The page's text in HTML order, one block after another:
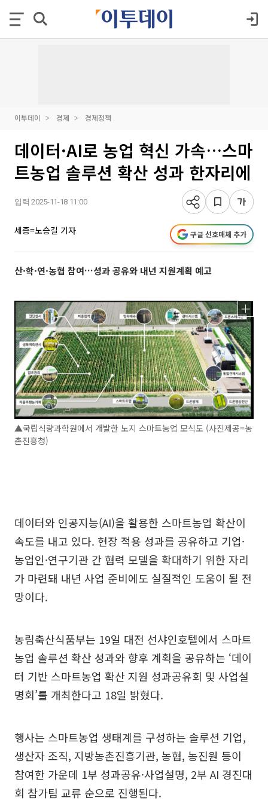
이투데이 경제 경제정책
데이터·AI로 농업 혁신 가속…스마
트농업 솔루션 확산 성과 한자리에
입력 2025-11-18 11:00
세종=노승길 기자 구글 선호매체 추가
산·학·연·농협 참여…성과 공유와 내년 지원계획 예고
▲국립식량과학원에서 개발한 노지 스마트농업 모식도 (사진제공=농
촌진흥청)
데이터와 인공지능(AI)을 활용한 스마트농업 확산이
속도를 내고 있다. 현장 적용 성과를 공유하고 기업·
농업인·연구기관 간 협력 모델을 확대하기 위한 자리
가 마련돼 내년 사업 준비에도 실질적인 도움이 될 전
망이다.
농림축산식품부는 19일 대전 선샤인호텔에서 스마트
농업 솔루션 확산 성과와 향후 계획을 공유하는 ‘데이
터 기반 스마트농업 확산 지원 성과공유회 및 사업설
명회’를 개최한다고 18일 밝혔다.
행사는 스마트농업 생태계를 구성하는 솔루션 기업,
생산자 조직, 지방농촌진흥기관, 농협, 농진원 등이
참여한 가운데 1부 성과공유·사업설명, 2부 AI 경진대
회 참가팀 교류 순으로 진행된다.